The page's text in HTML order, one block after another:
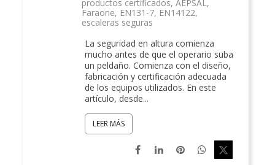
productos certificados, AEPSAL,
Faraone, EN131-7, EN14122,
escaleras seguras
La seguridad en altura comienza
mucho antes de que el operario suba
un peldaño. Comienza con el diseño,
fabricación y certificación adecuada
de los equipos utilizados. En este
artículo, desde...
LEER MÁS